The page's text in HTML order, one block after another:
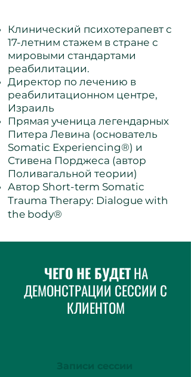
Клинический психотерапевт с
17-летним стажем в стране с
мировыми стандартами
реабилитации.
Директор по лечению в
реабилитационном центре,
Израиль
Прямая ученица легендарных
Питера Левина (основатель
Somatic Experiencing®) и
Стивена Порджеса (автор
Поливагальной теории)
Автор Short-term Somatic
Trauma Therapy: Dialogue with
the body®
ЧЕГО НЕ БУДЕТНА
ДЕМОНСТРАЦИИ СЕССИИ С
КЛИЕНТОМ